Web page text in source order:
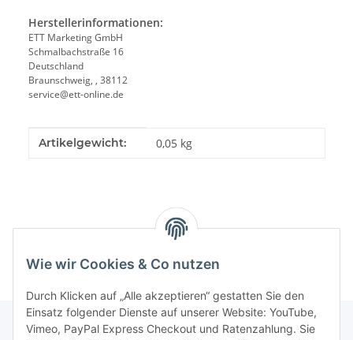
Wie wir Cookies & Co nutzen
Durch Klicken auf „Alle akzeptieren“ gestatten Sie den
Einsatz folgender Dienste auf unserer Website: YouTube,
Vimeo, PayPal Express Checkout und Ratenzahlung. Sie
Herstellerinformationen:
ETT Marketing GmbH
Schmalbachstraße 16
Deutschland
Braunschweig, , 38112
service@ett-online.de
Produkteigenschaft
Wert
Artikelgewicht: 0,05 kg